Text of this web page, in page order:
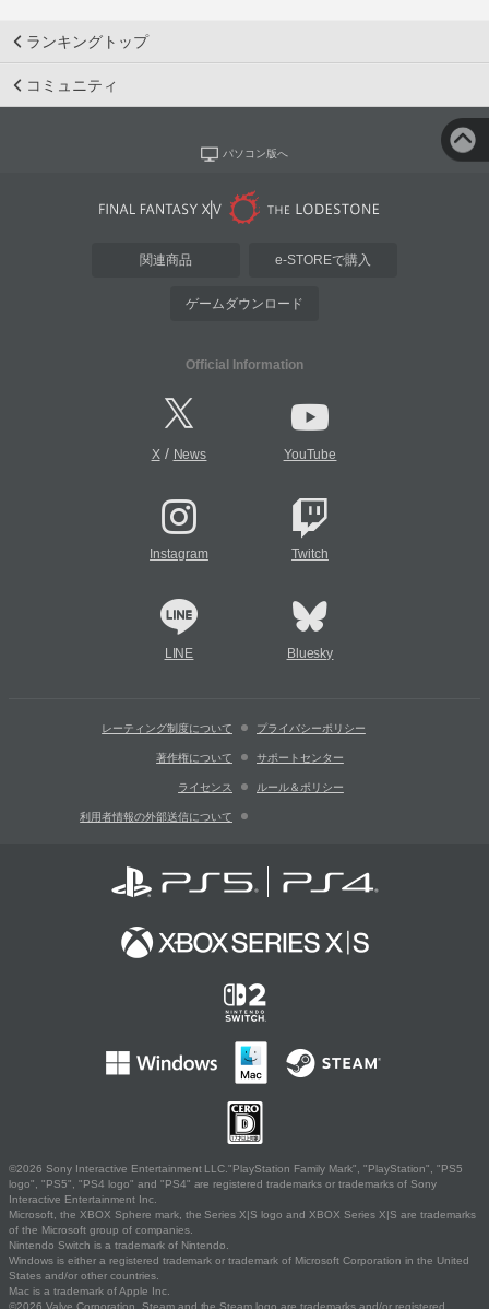
ランキングトップ
コミュニティ
パソコン版へ
関連商品 e-STOREで購入
ゲームダウンロード
Official Information
X/ News YouTube
Instagram Twitch
LINE Bluesky
レーティング制度について プライバシーポリシー
著作権について サポートセンター
ライセンス ルール＆ポリシー
利用者情報の外部送信について
©2026 Sony Interactive Entertainment LLC."PlayStation Family Mark", "PlayStation", "PS5
logo", "PS5", "PS4 logo" and "PS4" are registered trademarks or trademarks of Sony
Interactive Entertainment Inc.
Microsoft, the XBOX Sphere mark, the Series X|S logo and XBOX Series X|S are trademarks
of the Microsoft group of companies.
Nintendo Switch is a trademark of Nintendo.
Windows is either a registered trademark or trademark of Microsoft Corporation in the United
States and/or other countries.
Mac is a trademark of Apple Inc.
©2026 Valve Corporation. Steam and the Steam logo are trademarks and/or registered